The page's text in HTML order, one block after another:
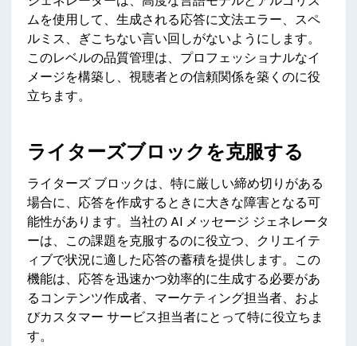
ムを使用して、生成される応答に文法エラー、スペ
ルミス、ぎこちない言い回しがないようにします。
このレベルの品質管理は、プロフェッショナルなイ
メージを構築し、視聴者との信頼関係を築くのに役
立ちます。
ライターズブロックを克服する
ライターズ ブロックは、特に厳しい締め切りがある
場合に、応答を作成するときに大きな障害となる可
能性があります。当社の AI メッセージ ジェネレータ
ーは、この課題を克服するのに役立つ、クリエイテ
ィブで状況に適した応答の蓄積を提供します。この
機能は、応答を迅速かつ効率的に生成する必要があ
るコンテンツ作成者、マーケティング担当者、およ
びカスタマー サービス担当者にとって特に役立ちま
す。